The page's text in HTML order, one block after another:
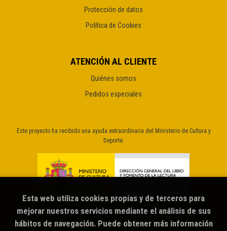
Protección de datos
Política de Cookies
ATENCIÓN AL CLIENTE
Quiénes somos
Pedidos especiales
Este proyecto ha recibido una ayuda extraordinaria del Ministerio de Cultura y
Deporte.
Esta web utiliza cookies propias y de terceros para
mejorar nuestros servicios mediante el análisis de sus
hábitos de navegación. Puede obtener más información